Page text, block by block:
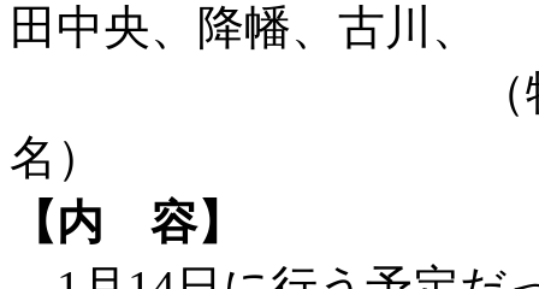
田中央、降幡、古川、
（特別参加
名）
【内 容】